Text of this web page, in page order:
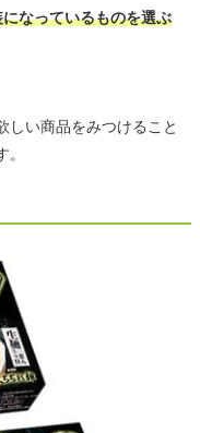
なっているものを選ぶ
しい商品をみつけること